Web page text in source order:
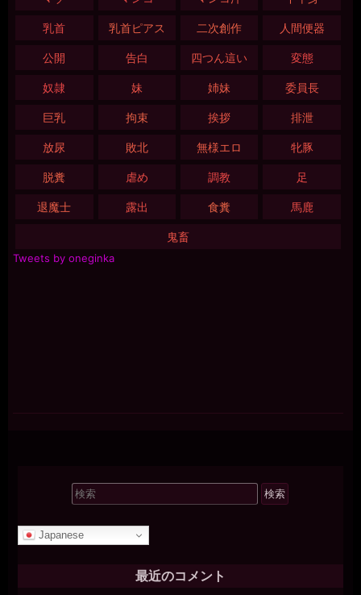
乳首 乳首ピアス 二次創作 人間便器
公開 告白 四つん這い 変態
奴隷 妹 姉妹 委員長
巨乳 拘束 挨拶 排泄
放尿 敗北 無様エロ 牝豚
脱糞 虐め 調教 足
退魔士 露出 食糞 馬鹿
鬼畜
Tweets by oneginka
検
索
象:
Japanese
最近のコメント